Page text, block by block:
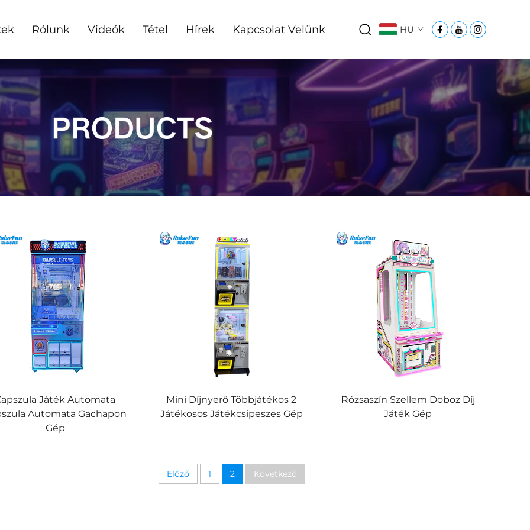
Rólunk Videók Tétel Hírek Kapcsolat Velünk HU
Játék Automata
Automata Gachapon
Gép
Mini Díjnyerő Többjátékos 2
Játékosos Játékcsipeszes Gép
Rózsaszín Szellem Doboz Díj
Játék Gép
Előző 1 2 Következő